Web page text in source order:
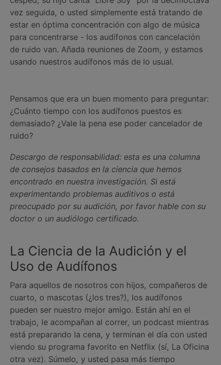
vez seguida, o usted simplemente está tratando de
estar en óptima concentración con algo de música
para concentrarse - los audífonos con cancelación
de ruido van. Añada reuniones de Zoom, y estamos
usando nuestros audífonos más de lo usual.
Pensamos que era un buen momento para preguntar:
¿Cuánto tiempo con los audífonos puestos es
demasiado? ¿Vale la pena ese poder cancelador de
ruido?
Descargo de responsabilidad: esta es una columna
de consejos basados en la ciencia que hemos
encontrado en nuestra investigación. Si está
experimentando problemas auditivos o está
preocupado por su audición, por favor hable con su
doctor o un audiólogo certificado.
La Ciencia de la Audición y el
Uso de Audífonos
Para aquellos de nosotros con hijos, compañeros de
cuarto, o mascotas (¿los tres?), los audífonos
pueden ser nuestro mejor amigo. Están ahí en el
trabajo, le acompañan al correr, un podcast mientras
está preparando la cena, y terminan el día con usted
viendo su programa favorito en Netflix (sí, La Oficina
otra vez). Súmelo, y usted pasa más tiempo